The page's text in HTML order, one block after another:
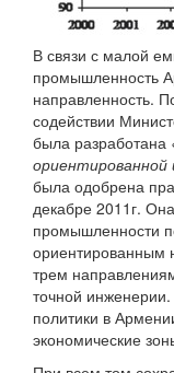
В связи с малой
промышленность
направленность.
содействии
была разработана
ориентированной
была одобрена
декабре 2011г.
промышленности
ориентированным
трем
точной
политики в
экономические